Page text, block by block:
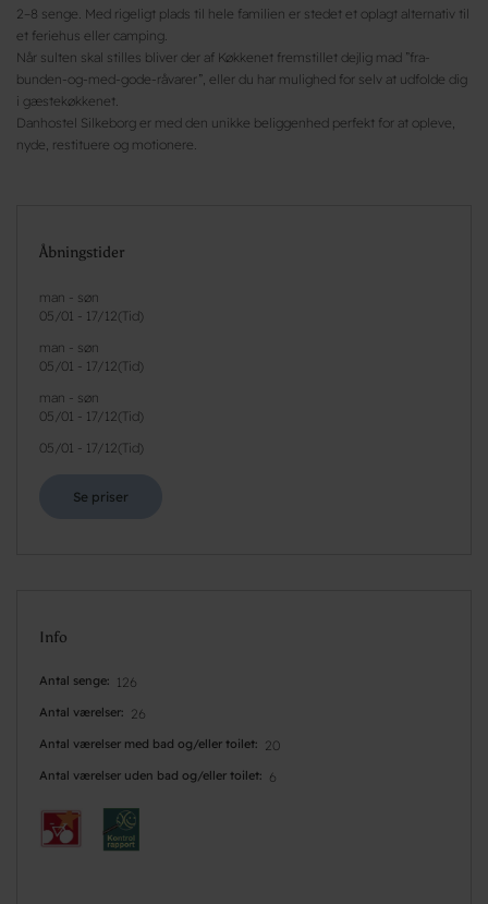
2–8 senge. Med rigeligt plads til hele familien er stedet et oplagt alternativ til
et feriehus eller camping.
Når sulten skal stilles bliver der af Køkkenet fremstillet dejlig mad ”fra-
bunden-og-med-gode-råvarer”, eller du har mulighed for selv at udfolde dig
i gæstekøkkenet.
Danhostel Silkeborg er med den unikke beliggenhed perfekt for at opleve,
nyde, restituere og motionere.
Åbningstider
man - søn
05/01 - 17/12( Tid)
man - søn
05/01 - 17/12( Tid)
man - søn
05/01 - 17/12( Tid)
05/01 - 17/12( Tid)
Se priser
Info
Antal senge 126
Antal værelser 26
Antal værelser med bad og/eller toilet 20
Antal værelser uden bad og/eller toilet 6